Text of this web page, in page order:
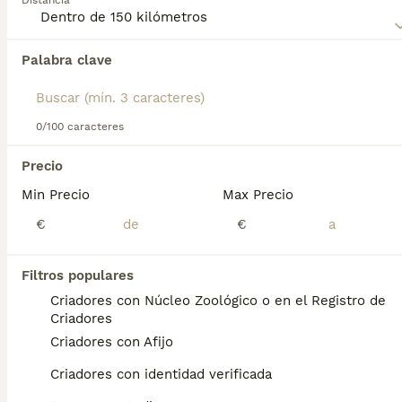
Palabra clave
0/100 caracteres
Precio
Min Precio
€
Max Precio
€
Filtros populares
Criadores con Núcleo Zoológico o en el Registro de
Criadores
Criadores con Afijo
Criadores con identidad verificada
adaptándose bien tanto a la vida en el campo como en la
Encontramos 0 Ratonero Bodeguero Andaluz
Ourense.
Si deseas exactamente esta búsqueda guarda tu
¿Cuánto cuesta un ratonero
bodeguero andaluz?
El coste de adquisición de esta raza puede